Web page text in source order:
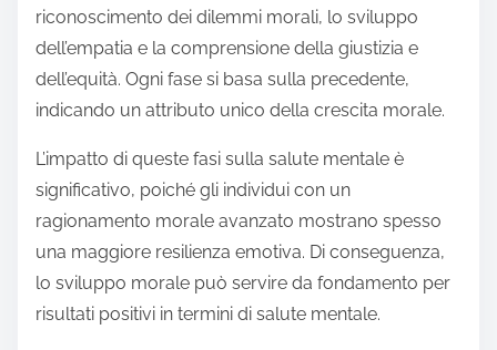
riconoscimento dei dilemmi morali, lo sviluppo
dell’empatia e la comprensione della giustizia e
dell’equità. Ogni fase si basa sulla precedente,
indicando un attributo unico della crescita morale.
L’impatto di queste fasi sulla salute mentale è
significativo, poiché gli individui con un
ragionamento morale avanzato mostrano spesso
una maggiore resilienza emotiva. Di conseguenza,
lo sviluppo morale può servire da fondamento per
risultati positivi in termini di salute mentale.